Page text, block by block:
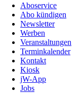
Aboservice
Abo kündigen
Newsletter
Werben
Veranstaltungen
Terminkalender
Kontakt
Kiosk
jW-App
Jobs